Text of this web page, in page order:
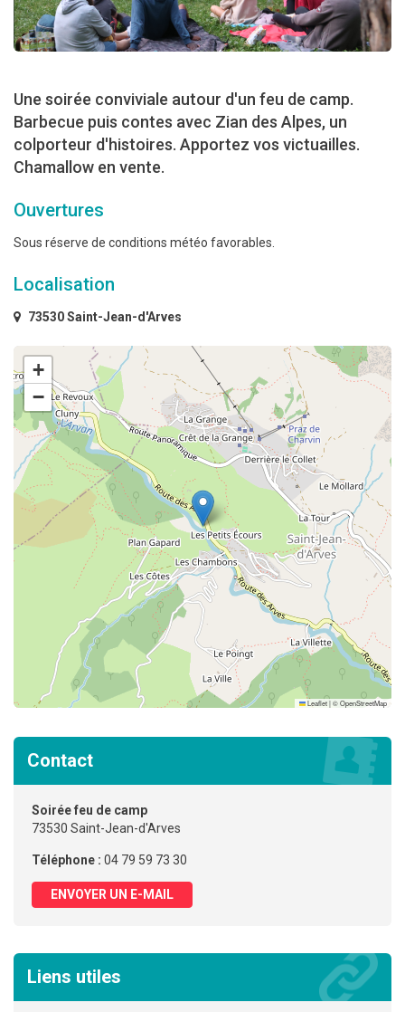
Une soirée conviviale autour d'un feu de camp.
Barbecue puis contes avec Zian des Alpes, un
colporteur d'histoires. Apportez vos victuailles.
Chamallow en vente.
Ouvertures
Sous réserve de conditions météo favorables.
Localisation
73530 Saint-Jean-d'Arves
+
−
Leaflet|©OpenStreetMap
Contact
Soirée feu de camp
73530 Saint-Jean-d'Arves
Téléphone : 04 79 59 73 30
ENVOYER UN E-MAIL
Liens utiles